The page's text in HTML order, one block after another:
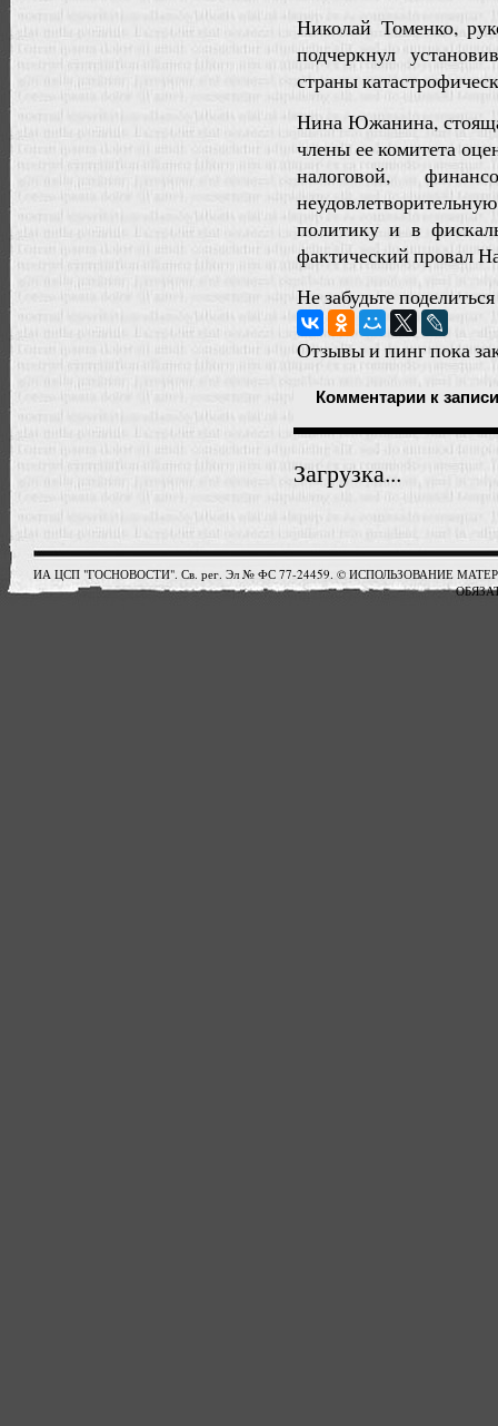
Николай Томенко,
подчеркнул
страны
Нина Южанина,
члены ее комитета
налоговой,
политику и в
фактический провал
Не забудьте
Отзывы и пинг пока
Комментарии к
Загрузка...
ИА ЦСП "ГОСНОВОСТИ". Св. рег. Эл № ФС 77-24459. © ИСПОЛЬЗОВАНИЕ